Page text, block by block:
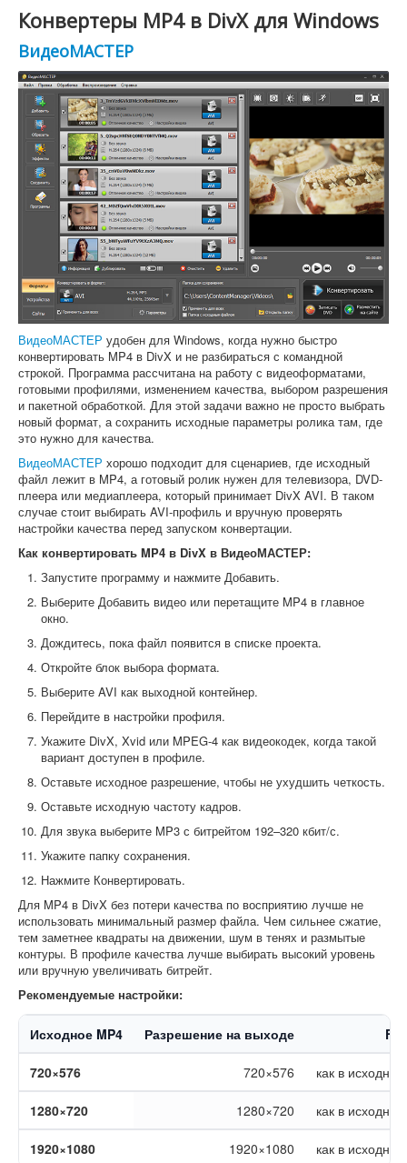
Конвертеры MP4 в DivX для Windows
ВидеоМАСТЕР
ВидеоМАСТЕР удобен для Windows, когда нужно быстро
конвертировать MP4 в DivX и не разбираться с командной
строкой. Программа рассчитана на работу с видеоформатами,
готовыми профилями, изменением качества, выбором разрешения
и пакетной обработкой. Для этой задачи важно не просто выбрать
новый формат, а сохранить исходные параметры ролика там, где
это нужно для качества.
ВидеоМАСТЕР хорошо подходит для сценариев, где исходный
файл лежит в MP4, а готовый ролик нужен для телевизора, DVD-
плеера или медиаплеера, который принимает DivX AVI. В таком
случае стоит выбирать AVI-профиль и вручную проверять
настройки качества перед запуском конвертации.
Как конвертировать MP4 в DivX в ВидеоМАСТЕР:
Запустите программу и нажмите Добавить.
Выберите Добавить видео или перетащите MP4 в главное
окно.
Дождитесь, пока файл появится в списке проекта.
Откройте блок выбора формата.
Выберите AVI как выходной контейнер.
Перейдите в настройки профиля.
Укажите DivX, Xvid или MPEG-4 как видеокодек, когда такой
вариант доступен в профиле.
Оставьте исходное разрешение, чтобы не ухудшить четкость.
Оставьте исходную частоту кадров.
Для звука выберите MP3 с битрейтом 192–320 кбит/с.
Укажите папку сохранения.
Нажмите Конвертировать.
Для MP4 в DivX без потери качества по восприятию лучше не
использовать минимальный размер файла. Чем сильнее сжатие,
тем заметнее квадраты на движении, шум в тенях и размытые
контуры. В профиле качества лучше выбирать высокий уровень
или вручную увеличивать битрейт.
Рекомендуемые настройки:
Исходное MP4 Разрешение на выходе
720×576 720×576 как в
1280×720 1280×720 как в
1920×1080 1920×1080 как в